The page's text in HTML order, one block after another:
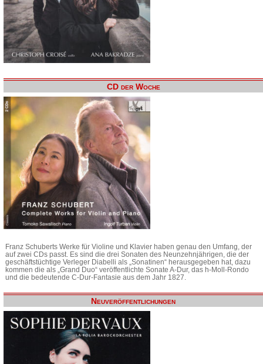
CD der Woche
Franz Schuberts Werke für Violine und Klavier haben genau den Umfang, der
auf zwei CDs passt. Es sind die drei Sonaten des Neunzehnjährigen, die der
geschäftstüchtige Verleger Diabelli als „Sonatinen“ herausgegeben hat, dazu
kommen die als „Grand Duo“ veröffentlichte Sonate A-Dur, das h-Moll-Rondo
und die bedeutende C-Dur-Fantasie aus dem Jahr 1827.
Neuveröffentlichungen